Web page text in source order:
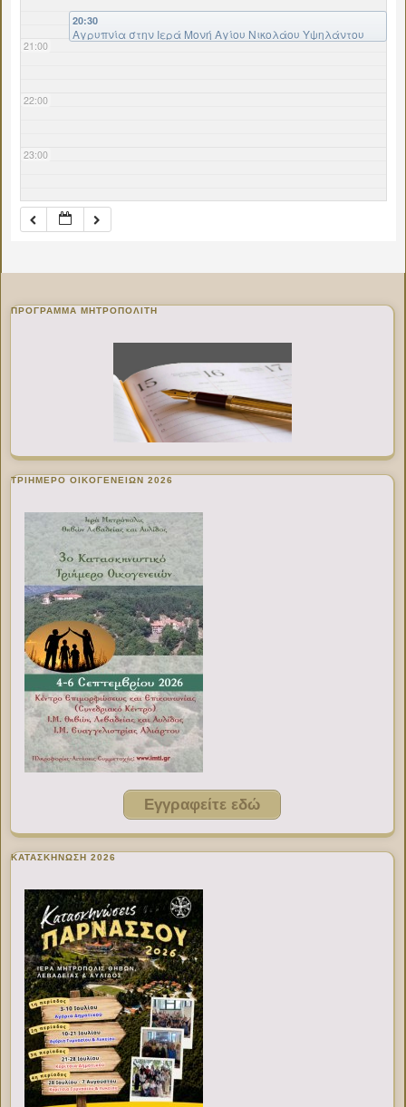
21:00
22:00
23:00
20:30
Αγρυπνία στην Ιερά Μονή Αγίου Νικολάου Υψηλάντου
ΠΡΌΓΡΑΜΜΑ ΜΗΤΡΟΠΟΛΊΤΗ
ΤΡΙΗΜΕΡΟ ΟΙΚΟΓΕΝΕΙΩΝ 2026
Εγγραφείτε εδώ
ΚΑΤΑΣΚΗΝΩΣΗ 2026